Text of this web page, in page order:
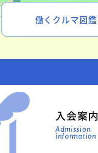
働くクルマ図鑑
入会案内
Admission
information